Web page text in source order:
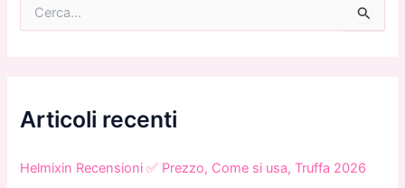
Articoli recenti
Helmixin Recensioni ✅ Prezzo, Come si usa, Truffa 2026